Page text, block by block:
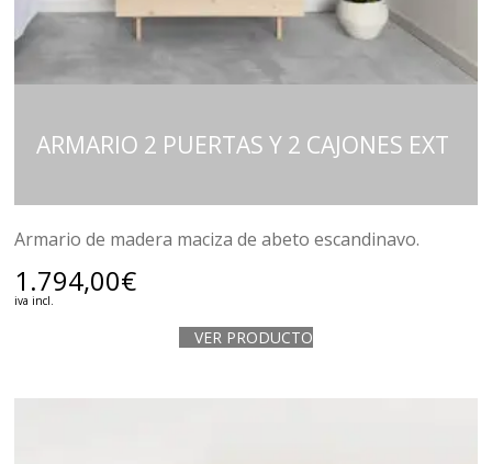
ARMARIO 2 PUERTAS Y 2 CAJONES EXT
Armario de madera maciza de abeto escandinavo.
1.794,00€
iva incl.
VER PRODUCTO